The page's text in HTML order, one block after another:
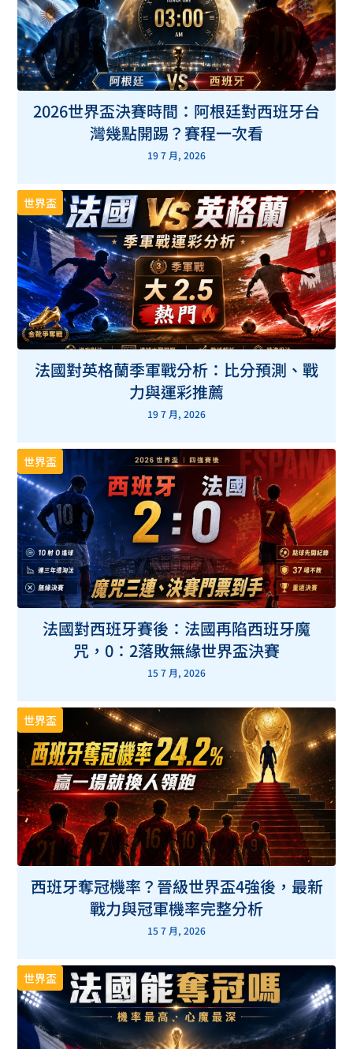
2026世界盃決賽時間：阿根廷對西班牙台
灣幾點開踢？賽程一次看
19 7 月, 2026
世界盃
法國對英格蘭季軍戰分析：比分預測、戰
力與運彩推薦
19 7 月, 2026
世界盃
法國對西班牙賽後：法國再陷西班牙魔
咒，0：2落敗無緣世界盃決賽
15 7 月, 2026
世界盃
西班牙奪冠機率？晉級世界盃4強後，最新
戰力與冠軍機率完整分析
15 7 月, 2026
世界盃